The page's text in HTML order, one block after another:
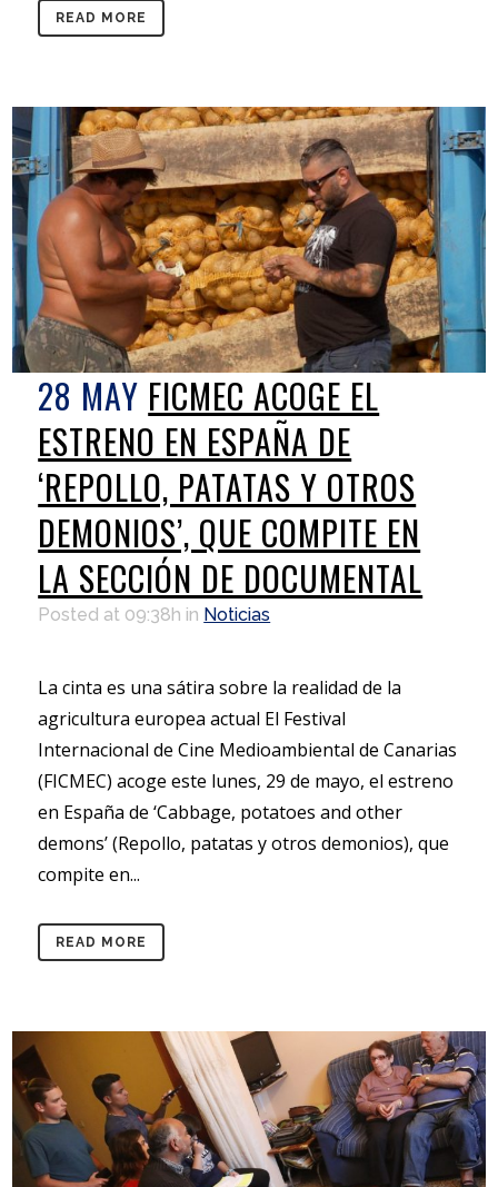
READ MORE
28 MAY FICMEC ACOGE EL
ESTRENO EN ESPAÑA DE
‘REPOLLO, PATATAS Y OTROS
DEMONIOS’, QUE COMPITE EN
LA SECCIÓN DE DOCUMENTAL
Posted at 09:38h in Noticias
La cinta es una sátira sobre la realidad de la
agricultura europea actual El Festival
Internacional de Cine Medioambiental de Canarias
(FICMEC) acoge este lunes, 29 de mayo, el estreno
en España de ‘Cabbage, potatoes and other
demons’ (Repollo, patatas y otros demonios), que
compite en...
READ MORE